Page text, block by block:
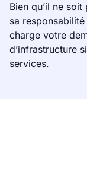
Bien qu’il ne
sa
charge votre
d’infrastructure
services.